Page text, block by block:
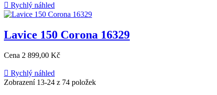
 Rychlý náhled
Lavice 150 Corona 16329
Cena 2 899,00 Kč
 Rychlý náhled
Zobrazení 13-24 z 74 položek